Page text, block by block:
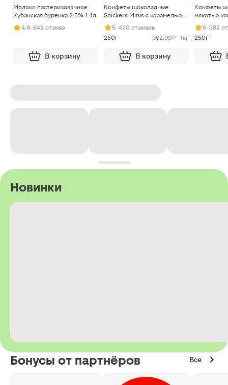
Молоко пастеризованное
Кубанская буренка 2.5% 1.4л
4.8· 642 отзыва
В корзину
Конфеты шоколадные
Snickers Minis с карамелью
арахисом и нугой
5· 420 отзывов
250г
962.99 ₽ · 1кг
В корзину
Конфеты
мякотью
5· 582
250г
Новинки
Бонусы от партнёров Все